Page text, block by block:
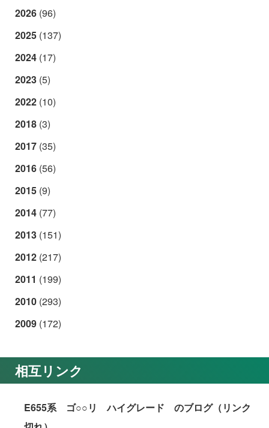
2026 (96)
2025 (137)
2024 (17)
2023 (5)
2022 (10)
2018 (3)
2017 (35)
2016 (56)
2015 (9)
2014 (77)
2013 (151)
2012 (217)
2011 (199)
2010 (293)
2009 (172)
相互リンク
E655系 ゴ○○リ ハイグレード のブログ（リンク